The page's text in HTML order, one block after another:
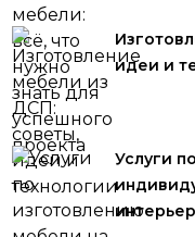
идеи и
Услуги